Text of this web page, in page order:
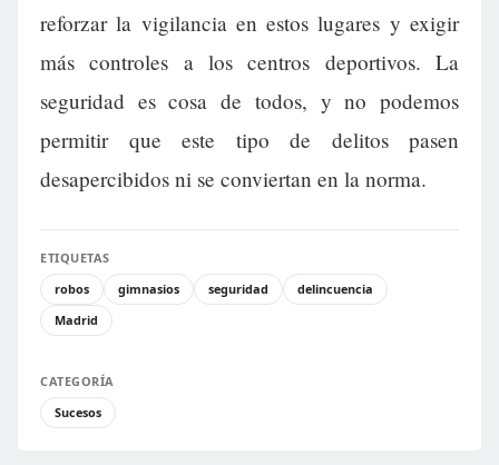
reforzar la vigilancia en estos lugares y exigir
más controles a los centros deportivos. La
seguridad es cosa de todos, y no podemos
permitir que este tipo de delitos pasen
desapercibidos ni se conviertan en la norma.
ETIQUETAS
robos
gimnasios seguridad
delincuencia
Madrid
CATEGORÍA
Sucesos